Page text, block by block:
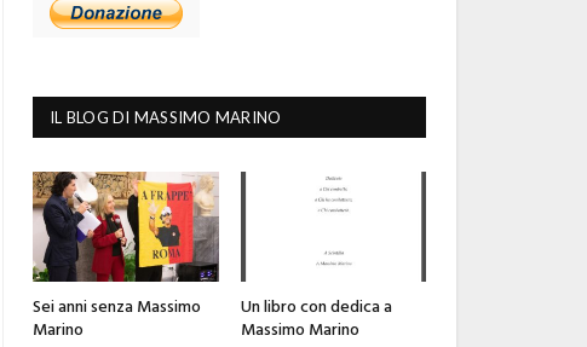
IL BLOG DI MASSIMO MARINO
Sei anni senza Massimo
Marino
Un libro con dedica a
Massimo Marino